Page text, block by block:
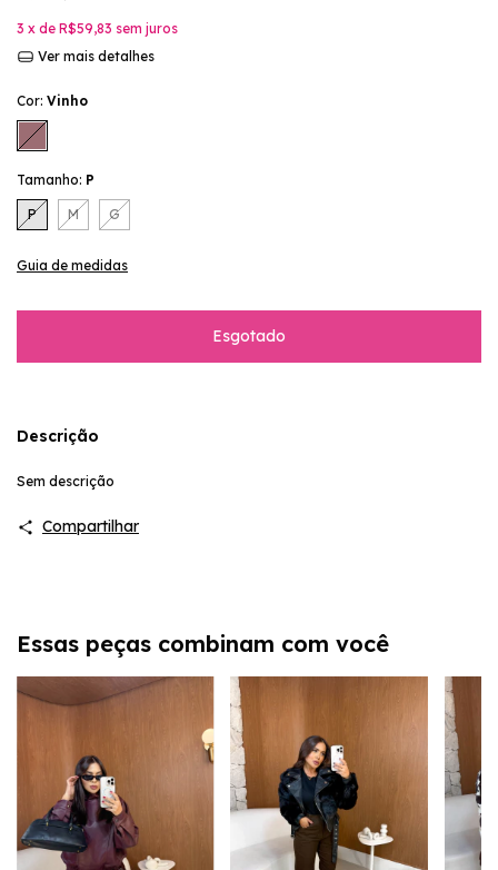
3 x de R$59,83 sem juros
Ver mais detalhes
Cor: Vinho
Tamanho: P
P M G
Guia de medidas
Descrição
Sem descrição
Compartilhar
Essas peças combinam com você